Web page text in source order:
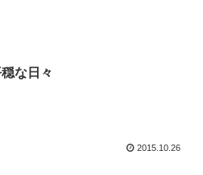
な日々
2015.10.26